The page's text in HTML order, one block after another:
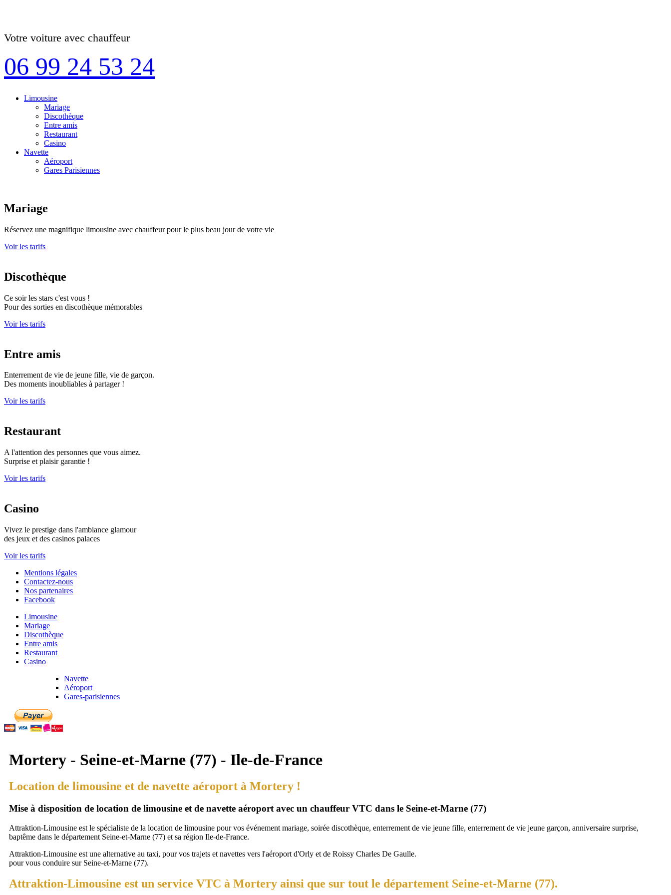
Votre voiture avec chauffeur
06 99 24 53 24
Limousine
Mariage
Discothèque
Entre amis
Restaurant
Casino
Navette
Aéroport
Gares Parisiennes
Mariage
Réservez une magnifique limousine avec chauffeur pour le plus beau jour de votre vie
Voir les tarifs
Discothèque
Ce soir les stars c'est vous !
Pour des sorties en discothèque mémorables
Voir les tarifs
Entre amis
Enterrement de vie de jeune fille, vie de garçon.
Des moments inoubliables à partager !
Voir les tarifs
Restaurant
A l'attention des personnes que vous aimez.
Surprise et plaisir garantie !
Voir les tarifs
Casino
Vivez le prestige dans l'ambiance glamour
des jeux et des casinos palaces
Voir les tarifs
Mentions légales
Contactez-nous
Nos partenaires
Facebook
Limousine
Mariage
Discothèque
Entre amis
Restaurant
Casino
Navette
Aéroport
Gares-parisiennes
Mortery - Seine-et-Marne (77) - Ile-de-France
Location de limousine et de navette aéroport à Mortery !
Mise à disposition de location de limousine et de navette aéroport avec un chauffeur VTC dans le Seine-et-Marne (77)
Attraktion-Limousine est le spécialiste de la location de limousine pour vos événement mariage, soirée discothèque, enterrement de vie jeune fille, enterrement de vie jeune garçon, anniversaire surprise,
baptême dans le département Seine-et-Marne (77) et sa région Ile-de-France.
Attraktion-Limousine est une alternative au taxi, pour vos trajets et navettes vers l'aéroport d'Orly et de Roissy Charles De Gaulle.
pour vous conduire sur Seine-et-Marne (77).
Attraktion-Limousine est un service VTC à Mortery ainsi que sur tout le département Seine-et-Marne (77).